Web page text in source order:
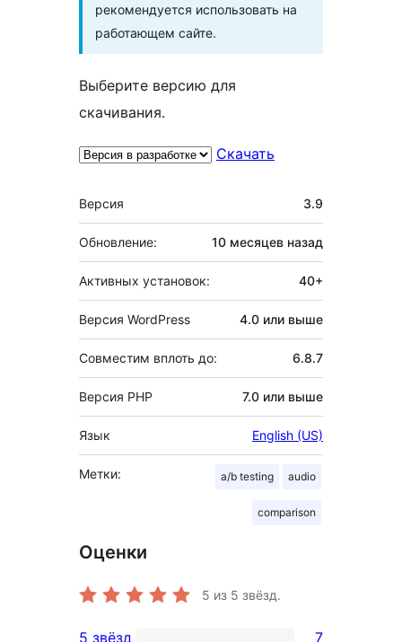
рекомендуется использовать на
работающем сайте.
Выберите версию для
скачивания.
Скачать
Мета
Версия 3.9
Обновление: 10 месяцев назад
Активных установок: 40+
Версия WordPress 4.0 или выше
Совместим вплоть до: 6.8.7
Версия PHP 7.0 или выше
Язык English (US)
Метки: a/b testing audio
comparison
Оценки
5 из 5 звёзд.
5 звёзд 7